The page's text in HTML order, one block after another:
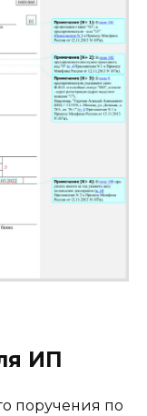
ИП
поручения по